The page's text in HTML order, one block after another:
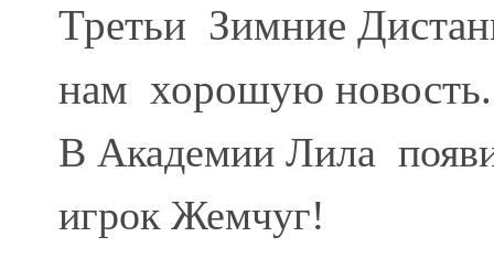
Третьи Зимние
нам хорошую новость.
В Академии Лила
игрок Жемчуг!